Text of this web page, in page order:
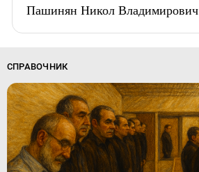
Пашинян Никол Владимирович
СПРАВОЧНИК